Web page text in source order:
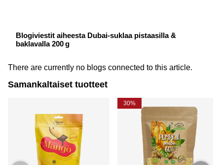
Blogiviestit aiheesta Dubai-suklaa pistaasilla &
baklavalla 200 g
There are currently no blogs connected to this article.
Samankaltaiset tuotteet
30%